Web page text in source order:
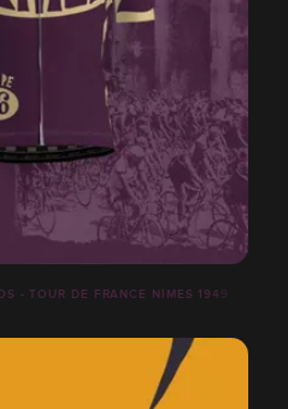
- TOUR DE FRANCE NÎMES 1949